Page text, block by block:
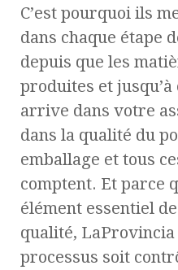
C’est pourquoi ils
dans chaque étape
depuis que les
produites et
arrive dans votre
dans la qualité du
emballage et tous
comptent. Et parce
élément essentiel
qualité, LaProvincia
processus soit